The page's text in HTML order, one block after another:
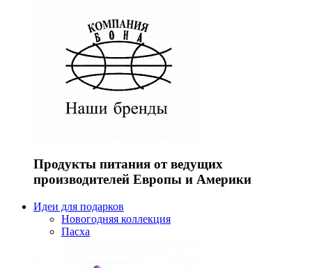
Продукты питания от ведущих
производителей Европы и Америки
Идеи для подарков
Новогодняя коллекция
Пасха